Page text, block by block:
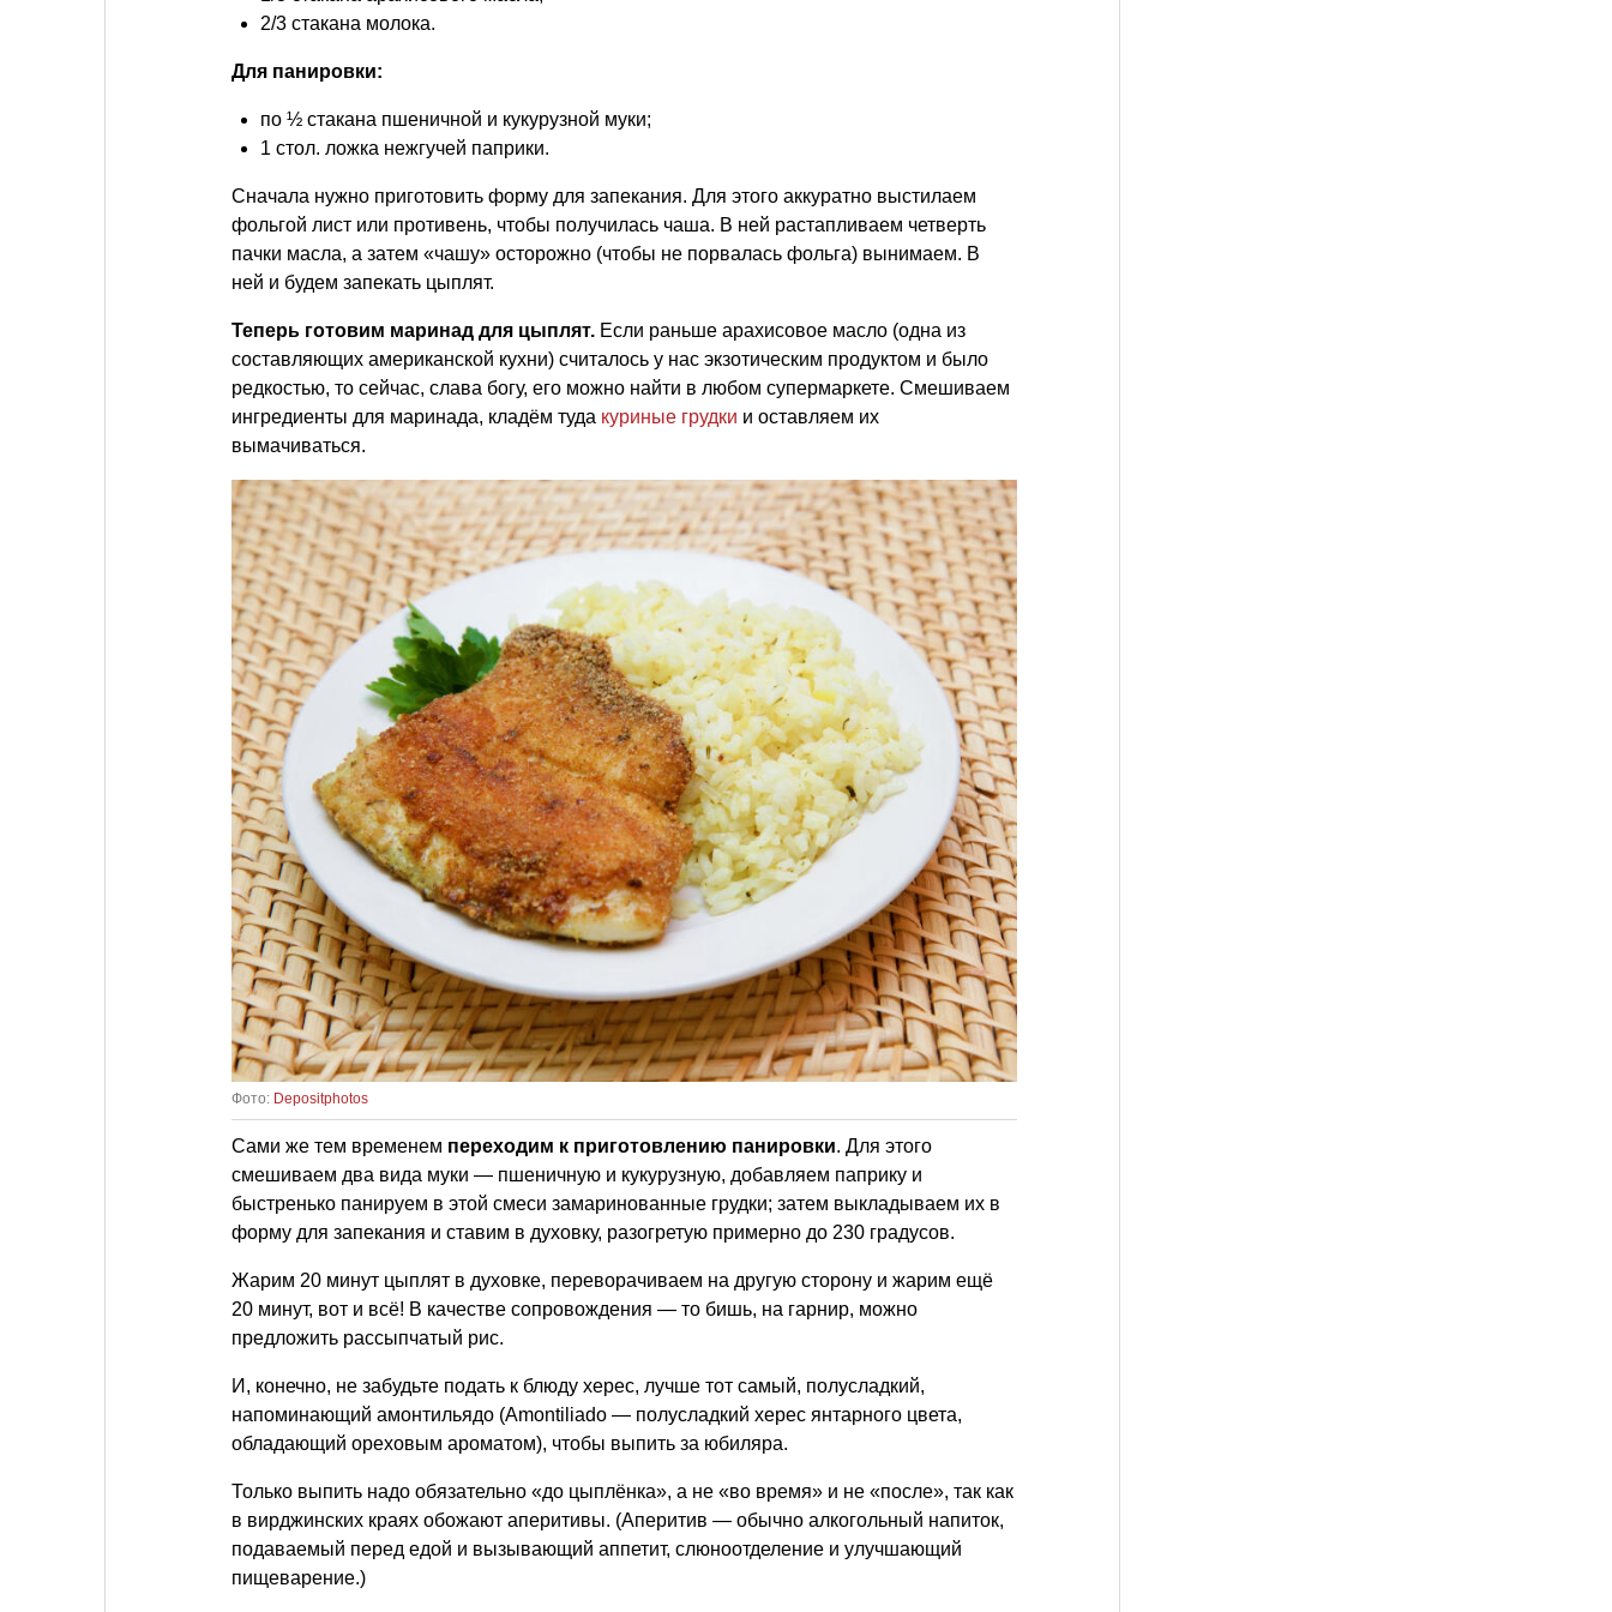
2/3 стакана молока.
Для панировки:
по ½ стакана пшеничной и кукурузной муки;
1 стол. ложка нежгучей паприки.
Сначала нужно приготовить форму для запекания. Для этого аккуратно выстилаем
фольгой лист или противень, чтобы получилась чаша. В ней растапливаем четверть
пачки масла, а затем «чашу» осторожно (чтобы не порвалась фольга) вынимаем. В
ней и будем запекать цыплят.
Теперь готовим маринад для цыплят. Если раньше арахисовое масло (одна из
составляющих американской кухни) считалось у нас экзотическим продуктом и было
редкостью, то сейчас, слава богу, его можно найти в любом супермаркете. Смешиваем
ингредиенты для маринада, кладём туда куриные грудки и оставляем их
вымачиваться.
Фото: Depositphotos
Сами же тем временем переходим к приготовлению панировки. Для этого
смешиваем два вида муки — пшеничную и кукурузную, добавляем паприку и
быстренько панируем в этой смеси замаринованные грудки; затем выкладываем их в
форму для запекания и ставим в духовку, разогретую примерно до 230 градусов.
Жарим 20 минут цыплят в духовке, переворачиваем на другую сторону и жарим ещё
20 минут, вот и всё! В качестве сопровождения — то бишь, на гарнир, можно
предложить рассыпчатый рис.
И, конечно, не забудьте подать к блюду херес, лучше тот самый, полусладкий,
напоминающий амонтильядо (Amontiliado — полусладкий херес янтарного цвета,
обладающий ореховым ароматом), чтобы выпить за юбиляра.
Только выпить надо обязательно «до цыплёнка», а не «во время» и не «после», так как
в вирджинских краях обожают аперитивы. (Аперитив — обычно алкогольный напиток,
подаваемый перед едой и вызывающий аппетит, слюноотделение и улучшающий
пищеварение.)